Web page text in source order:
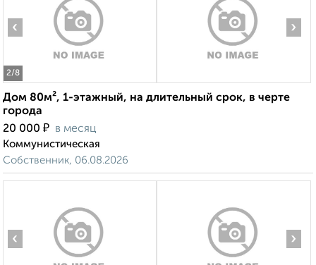
2/8
‹ ›
Дом 80м², 1-этажный, на длительный срок, в черте
города
20 000 ₽ в месяц
Коммунистическая
Собственник, 06.08.2026
‹ ›